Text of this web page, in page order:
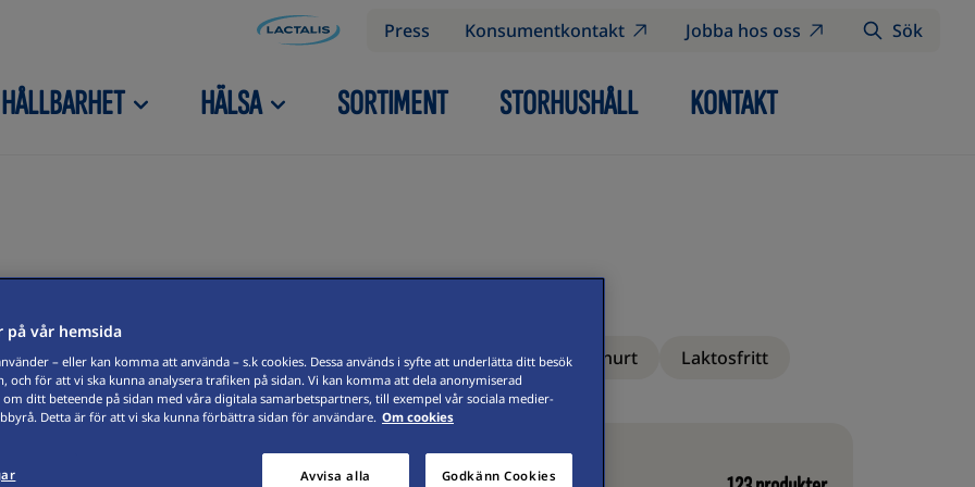
Press Konsumentkontakt Jobba hos oss Sök
HÅLLBARHET HÄLSA SORTIMENT STORHUSHÅLL KONTAKT
Matlagningsost Mjölk Ost Skivad ost Yoghurt Laktosfritt
på vår hemsida
– eller kan komma att använda – s.k cookies. Dessa används i syfte att underlätta ditt besök
och för att vi ska kunna analysera trafiken på sidan. Vi kan komma att dela anonymiserad
ditt beteende på sidan med våra digitala samarbetspartners, till exempel vår sociala medier-
Detta är för att vi ska kunna förbättra sidan för användare. Om cookies
Avvisa alla Godkänn Cookies